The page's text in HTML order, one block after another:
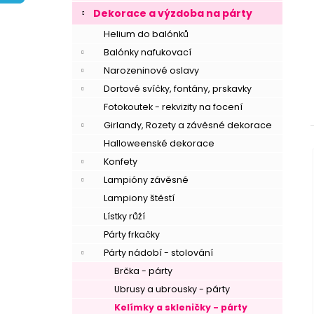
Dekorace a výzdoba na párty
Helium do balónků
Balónky nafukovací
Narozeninové oslavy
Dortové svíčky, fontány, prskavky
Fotokoutek - rekvizity na focení
Girlandy, Rozety a závěsné dekorace
Halloweenské dekorace
Konfety
Lampióny závěsné
Lampiony štěstí
Lístky růží
Párty frkačky
Párty nádobí - stolování
Brčka - párty
Ubrusy a ubrousky - párty
Kelímky a skleničky - párty